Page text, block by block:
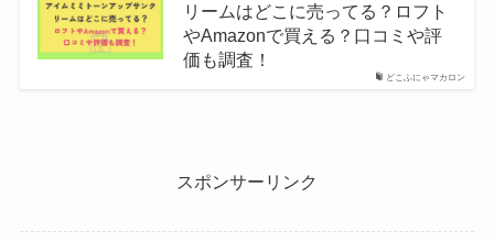
どこふにゃマカロン
リームはどこに売ってる？ロフト
やAmazonで買える？口コミや評
価も調査！
スポンサーリンク